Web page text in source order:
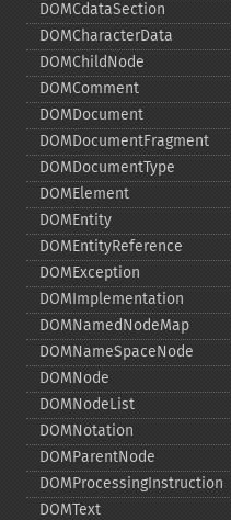
DOMCdataSection
DOMCharacterData
DOMChildNode
DOMComment
DOMDocument
DOMDocumentFragment
DOMDocumentType
DOMElement
DOMEntity
DOMEntityReference
DOMException
DOMImplementation
DOMNamedNodeMap
DOMNameSpaceNode
DOMNode
DOMNodeList
DOMNotation
DOMParentNode
DOMProcessingInstruction
DOMText